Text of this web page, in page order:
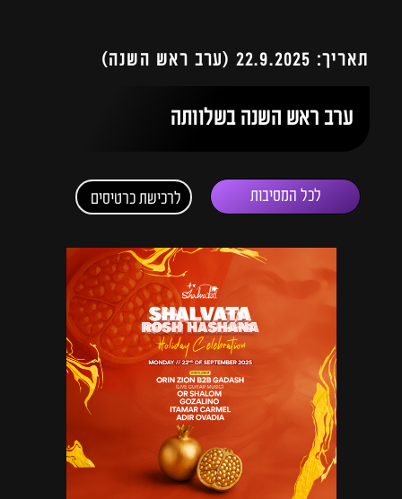
תאריך: 22.9.2025 (ערב ראש השנה)
ערב ראש השנה בשלוותה
לכל המסיבות לרכישת כרטיסים